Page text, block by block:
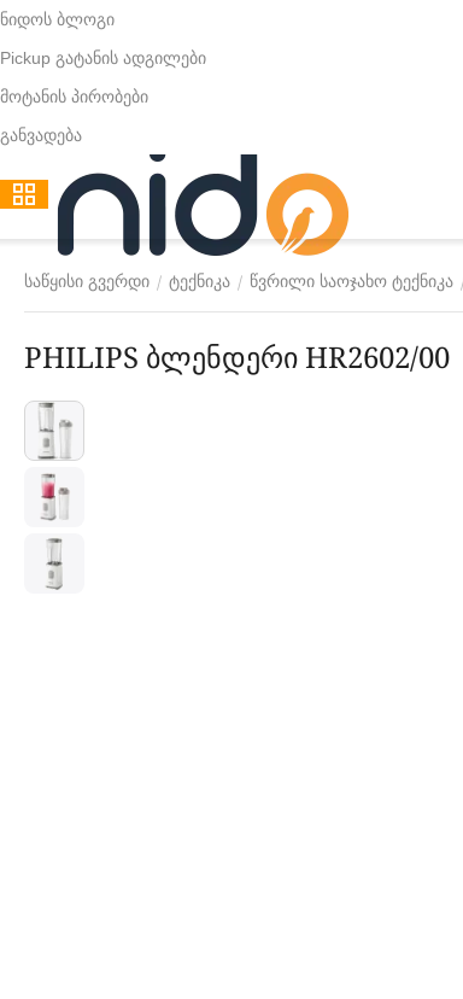
ნიდოს ბლოგი
Pickup გატანის ადგილები
მოტანის პირობები
განვადება
საწყისი გვერდი / ტექნიკა / წვრილი საოჯახო ტექნიკა
PHILIPS ბლენდერი HR2602/00